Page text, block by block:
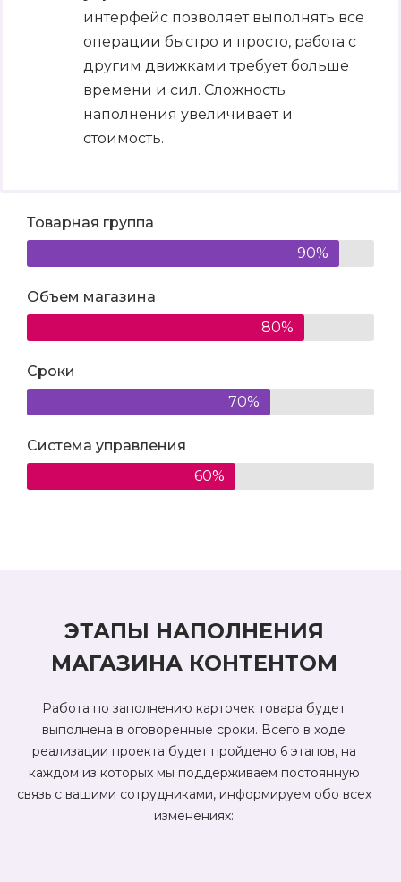
интерфейс позволяет выполнять все
операции быстро и просто, работа с
другим движками требует больше
времени и сил. Сложность
наполнения увеличивает и
стоимость.
Товарная группа
90%
Объем магазина
80%
Сроки
70%
Система управления
60%
ЭТАПЫ НАПОЛНЕНИЯ
МАГАЗИНА КОНТЕНТОМ
Работа по заполнению карточек товара будет
выполнена в оговоренные сроки. Всего в ходе
реализации проекта будет пройдено 6 этапов, на
каждом из которых мы поддерживаем постоянную
связь с вашими сотрудниками, информируем обо всех
изменениях: